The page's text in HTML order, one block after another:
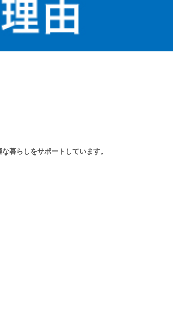
暮らしをサポートしています。